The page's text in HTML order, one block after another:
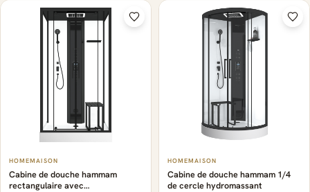
HOMEMAISON
Cabine de douche hammam
rectangulaire avec
HOMEMAISON
Cabine de douche hammam 1/4
de cercle hydromassant